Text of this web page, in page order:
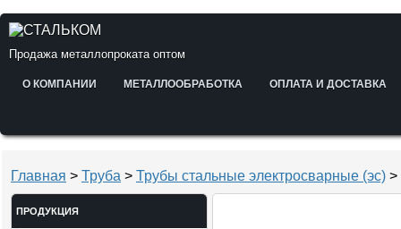
Продажа металлопроката оптом
О КОМПАНИИ МЕТАЛЛООБРАБОТКА ОПЛАТА И ДОСТАВКА
Главная > Труба > Трубы стальные электросварные (эс) >
ПРОДУКЦИЯ